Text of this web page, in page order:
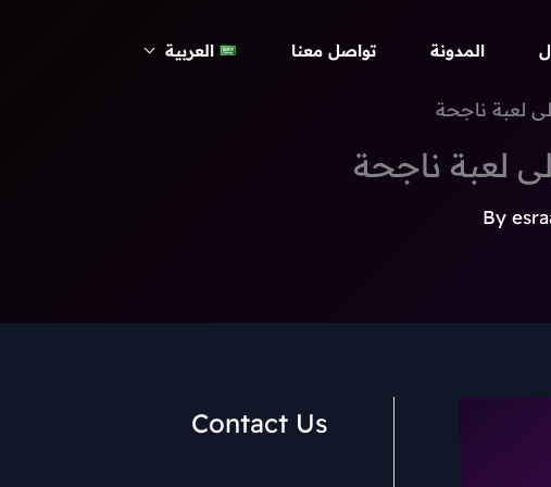
المدونة تواصل معنا العربية
لعبة ناجحة
لعبة ناجحة
Contact Us